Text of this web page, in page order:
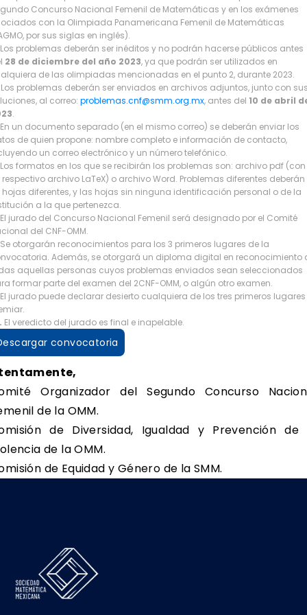
Concurso Nacional Femenil de Matemáticas y en los exámenes
con la Olimpiada Panamericana Femenil de Matemáticas
por sus siglas en inglés).
problemas deberán ser inéditos y no podrán hacerse públicos antes
28 de diciembre del año 2023, ya que podrán ser utilizados en
de las olimpiadas mencionadas en el punto 2, durante 2023.
problemas deberán ser enviados en archivos adjuntos, junto con
al correo: problemas.cnf@smm.org.mx, antes del 10 de abril
.
un documento separado (en el mismo correo) se deberán enviar los
de quien propone: nombre completo e información de contacto,
un correo electrónico y un número telefónico.
formatos en los que se recibirán los problemas son: archivo pdf (con
respectivo archivo LaTeX) o archivo Word. Problemas diferentes deberán
hojas diferentes, y las hojas sin ninguna identificación personal o de la
a la que pertenezca.
jurado del Concurso Nacional Femenil será designado por el Comité
del CNF-OMM.
otorgarán reconocimientos para los 3 primeros lugares de la
Además, se otorgará un diploma digital en reconocimiento
aquellas personas cuyos problemas enviados sean seleccionados
formar parte del examen del 2CNF-OMM, o algún otro examen.
jurado puede declarar desierto cualquiera de los tres primeros
El veredicto del jurado es final e inapelable.
convocatoria
Organizador del Segundo Concurso
de la OMM.
de Diversidad, Igualdad y Prevención de
de la OMM.
de Equidad y Género de la SMM.